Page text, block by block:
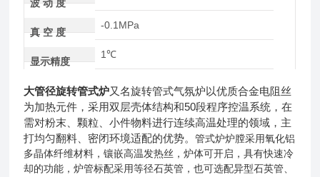
波 动 度
真 空 度
-0.1MPa
显示精度
1℃
大管径旋转管式炉又名旋转管式气氛炉以优质合金电阻丝
为加热元件，采用双层壳体结构和50段程序控温系统，在
需对粉末、颗粒、小件物料进行连续高温处理的领域，主
打均匀翻料、密闭环境适配的优势。管式炉炉膛采用氧化铝
多晶体纤维材料，镶嵌高温发热丝，炉体可开启，具有快速冷
却的功能，炉管标配采用等径石英管，也可选配异型石英管、